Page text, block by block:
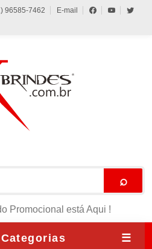
96585-7462 E-mail
⌕
Promocional está Aqui !
☰